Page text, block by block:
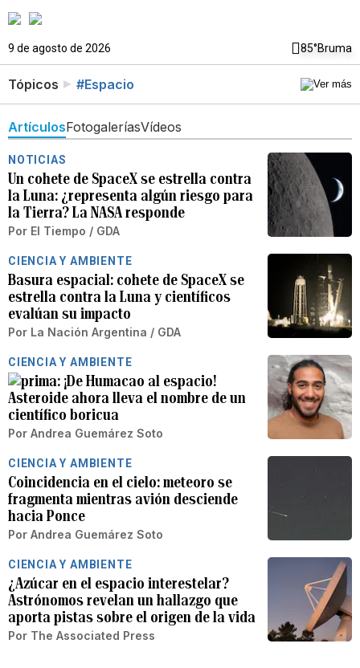
9 de agosto de 2026 85°Bruma
Tópicos #Espacio
ArtículosFotogaleríasVídeos
NOTICIAS
Un cohete de SpaceX se estrella contra
la Luna: ¿representa algún riesgo para
la Tierra? La NASA responde
Por El Tiempo / GDA
CIENCIA Y AMBIENTE
Basura espacial: cohete de SpaceX se
estrella contra la Luna y científicos
evalúan su impacto
Por La Nación Argentina / GDA
CIENCIA Y AMBIENTE
¡De Humacao al espacio!
Asteroide ahora lleva el nombre de un
científico boricua
Por Andrea Guemárez Soto
CIENCIA Y AMBIENTE
Coincidencia en el cielo: meteoro se
fragmenta mientras avión desciende
hacia Ponce
Por Andrea Guemárez Soto
CIENCIA Y AMBIENTE
¿Azúcar en el espacio interestelar?
Astrónomos revelan un hallazgo que
aporta pistas sobre el origen de la vida
Por The Associated Press